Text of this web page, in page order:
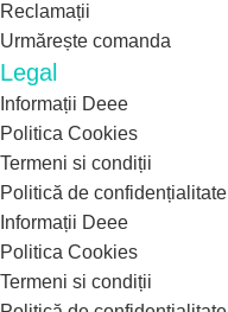
Reclamații
Urmărește comanda
Legal
Informații Deee
Politica Cookies
Termeni si condiții
Politică de confidențialitate
Informații Deee
Politica Cookies
Termeni si condiții